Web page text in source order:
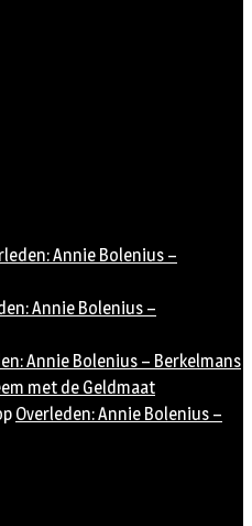
Annie Bolenius –
Annie Bolenius –
Annie Bolenius – Berkelmans
met de Geldmaat
Overleden: Annie Bolenius –